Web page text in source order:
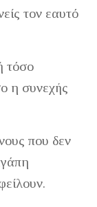
τον εαυτό
τόσο
η συνεχής
που δεν